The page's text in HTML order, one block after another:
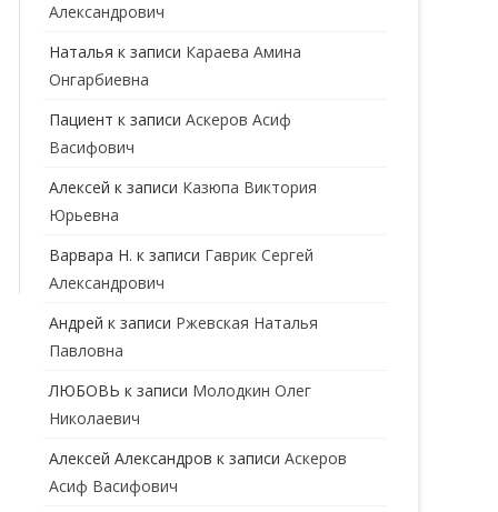
ПЕРИНАТАЛЬНЫЙ ПСИХОЛОГ
МАССАЖИСТ
НАРКОЛОГ
НЕВРОПАТОЛОГ
НЕФРОЛОГ
ОТОЛАРИНГОЛОГ
ОФТАЛЬМОЛОГ
ПРОКТОЛОГ
Александрович
Наталья к записи Караева Амина
Онгарбиевна
Пациент к записиАскеров Асиф
Васифович
Алексей к записи Казюпа Виктория
Юрьевна
Варвара Н. к записи Гаврик Сергей
Александрович
Андрей к записи Ржевская Наталья
Павловна
ЛЮБОВЬ к записи Молодкин Олег
Николаевич
Алексей Александров к записиАскеров
Асиф Васифович